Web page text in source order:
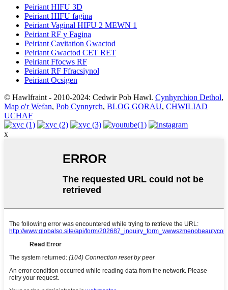
Peiriant HIFU 3D
Peiriant HIFU fagina
Peiriant Vaginal HIFU 2 MEWN 1
Peiriant RF y Fagina
Peiriant Cavitation Gwactod
Peiriant Gwactod CET RET
Peiriant Ffocws RF
Peiriant RF Ffracsiynol
Peiriant Ocsigen
© Hawlfraint - 2010-2024: Cedwir Pob Hawl. Cynhyrchion Dethol,
Map o'r Wefan, Pob Cynnyrch, BLOG GORAU, CHWILIAD
UCHAF
x